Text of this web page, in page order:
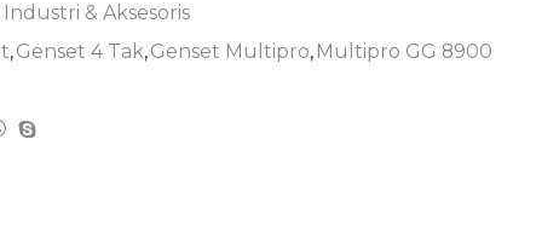
Industri & Aksesoris
,Genset 4 Tak,Genset Multipro, Multipro GG 8900